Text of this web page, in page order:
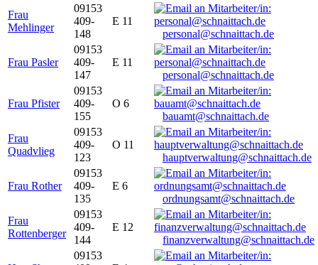
Frau
Mehlinger
09153
409-
148
E 11
personal@schnaittach.de
Frau Pasler
09153
409-
147
E 11
personal@schnaittach.de
Frau Pfister
09153
409-
155
O 6
bauamt@schnaittach.de
Frau
Quadvlieg
09153
409-
123
O 11
hauptverwaltung@schnaittach.de
Frau Rother
09153
409-
135
E 6
ordnungsamt@schnaittach.de
Frau
Rottenberger
09153
409-
144
E 12
finanzverwaltung@schnaittach.de
09153